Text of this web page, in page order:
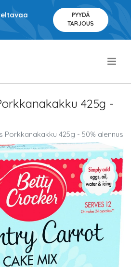
PYYDÄ
TARJOUS
425g -
Porkkanakakku 425g - 50% alennus